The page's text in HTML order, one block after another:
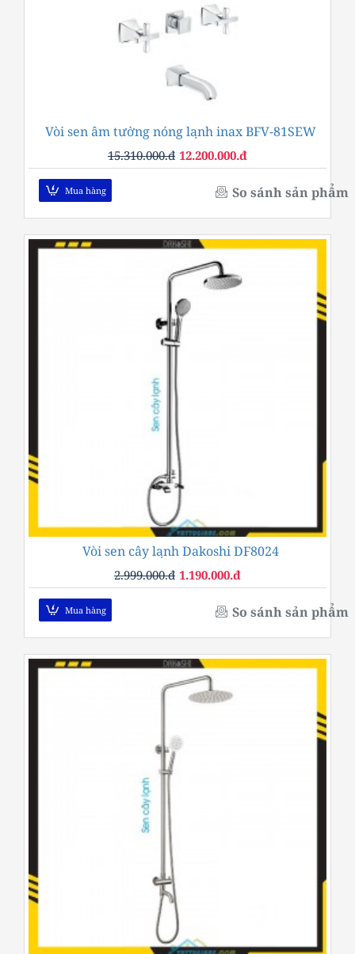
-20%
Vòi sen âm tường nóng lạnh inax BFV-81SEW
12.200.000.đ
15.310.000.đ
Mua hàng So sánh sản phẩm
Vòi sen cây lạnh Dakoshi DF8024
1.190.000.đ
2.999.000.đ
Mua hàng So sánh sản phẩm